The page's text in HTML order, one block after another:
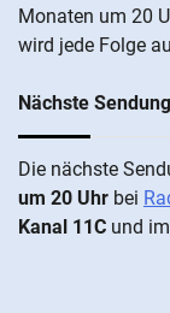
Mo­nat­en um 20
wird je­de Fol­ge
Nächste Sendung
Die näch­ste
um 20 Uhr bei
Kanal 11C und im